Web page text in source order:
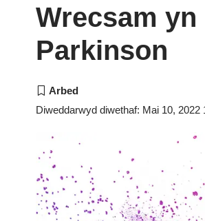
Wrecsam
Parkinson
Diweddarwyd diwethaf: Mai 10, 2022